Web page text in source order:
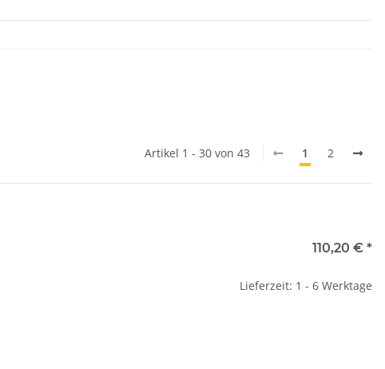
Artikel 1 - 30 von 43 1 2
110,20 € *
Lieferzeit: 1 - 6 Werktage